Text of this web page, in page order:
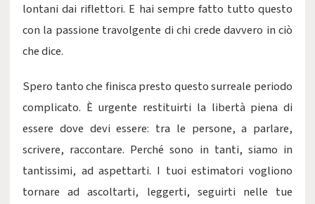
lontani dai riflettori. E hai sempre fatto tutto questo
con la passione travolgente di chi crede davvero in ciò
che dice.
Spero tanto che finisca presto questo surreale periodo
complicato. È urgente restituirti la libertà piena di
essere dove devi essere: tra le persone, a parlare,
scrivere, raccontare. Perché sono in tanti, siamo in
tantissimi, ad aspettarti. I tuoi estimatori vogliono
tornare ad ascoltarti, leggerti, seguirti nelle tue